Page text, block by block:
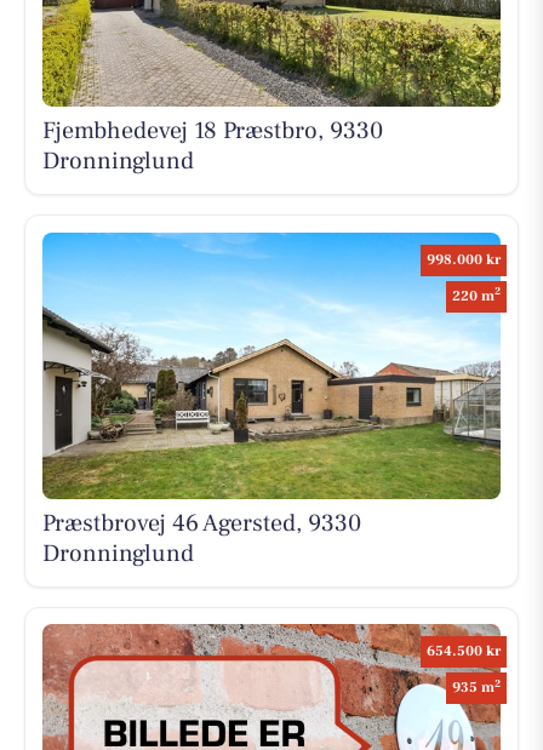
Fjembhedevej 18 Præstbro, 9330
Dronninglund
998.000 kr
220 m2
Præstbrovej 46 Agersted, 9330
Dronninglund
654.500 kr
935 m2